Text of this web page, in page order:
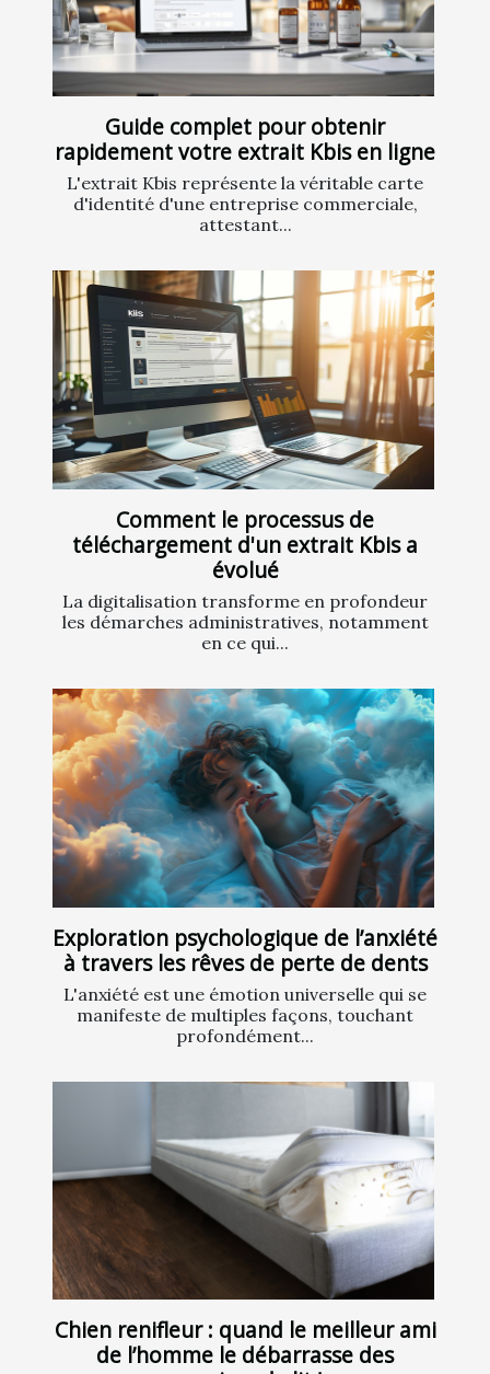
Guide complet pour obtenir
rapidement votre extrait Kbis en ligne
L'extrait Kbis représente la véritable carte
d'identité d'une entreprise commerciale,
attestant...
Comment le processus de
téléchargement d'un extrait Kbis a
évolué
La digitalisation transforme en profondeur
les démarches administratives, notamment
en ce qui...
Exploration psychologique de l’anxiété
à travers les rêves de perte de dents
L'anxiété est une émotion universelle qui se
manifeste de multiples façons, touchant
profondément...
Chien renifleur : quand le meilleur ami
de l’homme le débarrasse des